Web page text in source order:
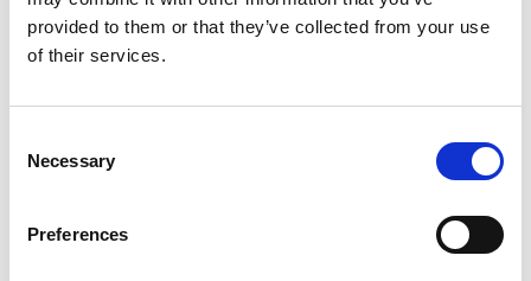
provided to them or that they’ve collected from your use
of their services.
Selection
Necessary
Preferences
21.5.2026